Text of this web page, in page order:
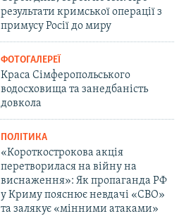
результати кримської операції з
примусу Росії до миру
ФОТОГАЛЕРЕЇ
Краса Сімферопольського
водосховища та занедбаність
довкола
ПОЛІТИКА
«Короткострокова акція
перетворилася на війну на
виснаження»: Як пропаганда РФ
у Криму пояснює невдачі «СВО»
та залякує «мінними атаками»